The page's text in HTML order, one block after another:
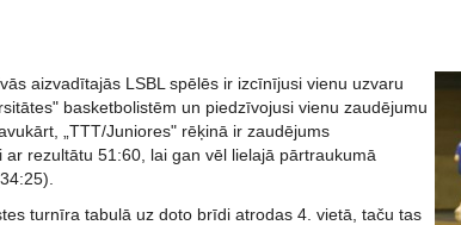
aizvadītajās LSBL spēlēs ir izcīnījusi vienu uzvaru
basketbolistēm un piedzīvojusi vienu zaudējumu
„TTT/Juniores" rēķinā ir zaudējums
ar rezultātu 51:60, lai gan vēl lielajā pārtraukumā
turnīra tabulā uz doto brīdi atrodas 4. vietā, taču tas